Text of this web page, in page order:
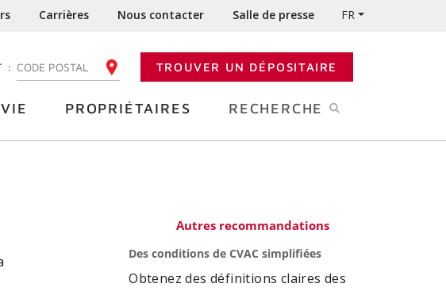
Carrières Nous contacter Salle de presse FR
: ENTREZ VOTRE CODE POSTALTROUVER UN DÉPOSITAIRE
PROPRIÉTAIRES RECHERCHE
Autres recommandations
Des conditions de CVAC simplifiées
Obtenez des définitions claires des